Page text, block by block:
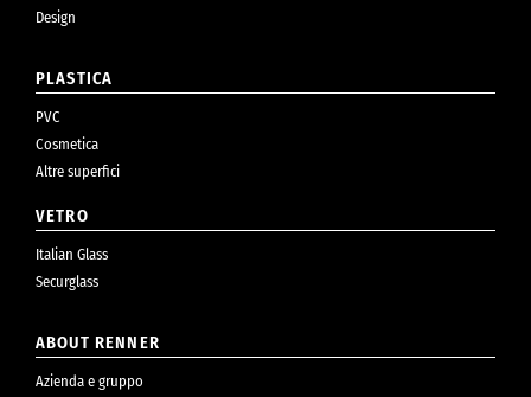
Design
PLASTICA
PVC
Cosmetica
Altre superfici
VETRO
Italian Glass
Securglass
ABOUT RENNER
Azienda e gruppo